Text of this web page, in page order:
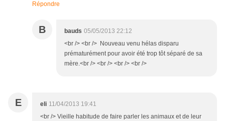
Répondre
B bauds 05/05/2013 22:12
<br /> <br /> Nouveau venu hélas disparu
prématurément pour avoir été trop tôt séparé de sa
mère.<br /> <br /> <br /> <br />
E eli 11/04/2013 19:41
<br /> Vieille habitude de faire parler les animaux et de leur